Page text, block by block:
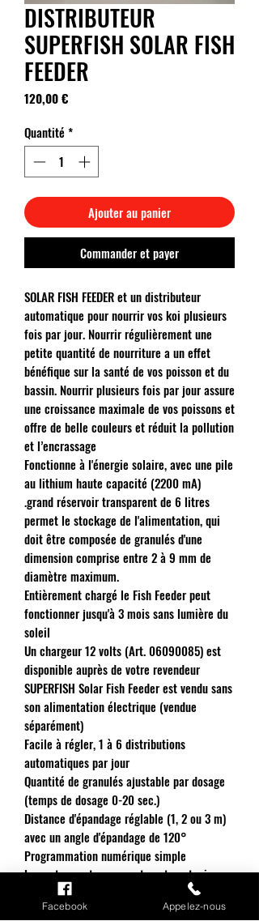
DISTRIBUTEUR
SUPERFISH SOLAR FISH
FEEDER
120,00 €Prix
Quantité *
Ajouter au panier
Commander et payer
SOLAR FISH FEEDER et un distributeur
automatique pour nourrir vos koi plusieurs
fois par jour. Nourrir régulièrement une
petite quantité de nourriture a un effet
bénéfique sur la santé de vos poisson et du
bassin. Nourrir plusieurs fois par jour assure
une croissance maximale de vos poissons et
offre de belle couleurs et réduit la pollution
et l’encrassage
Fonctionne à l'énergie solaire, avec une pile
au lithium haute capacité (2200 mA)
.grand réservoir transparent de 6 litres
permet le stockage de l'alimentation, qui
doit être composée de granulés d'une
dimension comprise entre 2 à 9 mm de
diamètre maximum.
Entièrement chargé le Fish Feeder peut
fonctionner jusqu'à 3 mois sans lumière du
soleil
Un chargeur 12 volts (Art. 06090085) est
disponible auprès de votre revendeur
SUPERFISH Solar Fish Feeder est vendu sans
son alimentation électrique (vendue
séparément)
Facile à régler, 1 à 6 distributions
automatiques par jour
Quantité de granulés ajustable par dosage
(temps de dosage 0-20 sec.)
Distance d'épandage réglable (1, 2 ou 3 m)
avec un angle d'épandage de 120°
Programmation numérique simple
Le conteneur transparent peut contenir
jusqu'à 6 litres d'aliments •Base stable,
peut être vissée sur une surface ou fixée
Facebook Appelez-nous